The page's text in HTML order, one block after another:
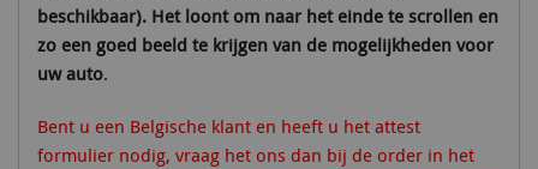
beschikbaar). Het loont om naar het einde te scrollen en
zo een goed beeld te krijgen van de mogelijkheden voor
uw auto.
Bent u een Belgische klant en heeft u het attest
formulier nodig, vraag het ons dan bij de order in het